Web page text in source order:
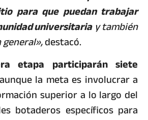
para que puedan trabajar
universitariay también
destacó.
etapa participarán siete
aunque la meta es involucrar a
superior a lo largo del
botaderos específicos para